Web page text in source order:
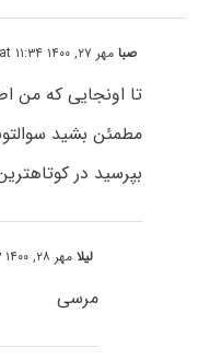
صبامهر ۲۷, ۱۴۰۰ at ۱۱:۳۴ ب٫ظ
تا اونجایی که من
مطمئن بشید
بپرسید در
لیلامهر ۲۸, ۱۴۰۰ at ۱۲:۳۳ ب٫ظ
مرسی